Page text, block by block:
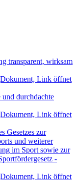
transparent, wirksam
Link öffnet
durchdachte
Link öffnet
Gesetzes zur
und weiterer
im Sport sowie zur
-
Link öffnet